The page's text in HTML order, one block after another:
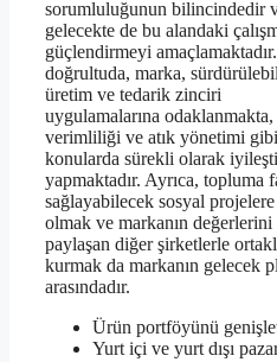
sorumluluğunun bilincindedir
gelecekte de bu alandaki
güçlendirmeyi
doğrultuda, marka,
üretim ve tedarik zinciri
uygulamalarına
verimliliği ve atık yönetimi gibi
konularda sürekli olarak
yapmaktadır. Ayrıca, topluma
sağlayabilecek sosyal
olmak ve markanın değerlerini
paylaşan diğer şirketlerle
kurmak da markanın gelecek
arasındadır.
Ürün portföyünü
Yurt içi ve yurt dışı